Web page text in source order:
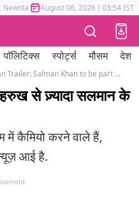
Newstak Mumbai Tak Astrotak
August 06, 2026 | 03:54 IST
पॉलिटिक्स स्पोर्ट्स मौसम देश
Pathaan Trailer: Salman Khan to be part of Shah Rukh Khan's Pathaan Trailer
से ज़्यादा सलमान के
में कैमियो करने वाले हैं,
आई है.